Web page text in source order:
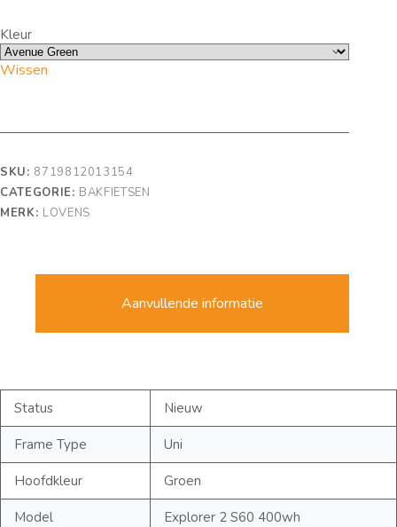
Kleur
Wissen
SKU: 8719812013154
CATEGORIE: BAKFIETSEN
MERK: LOVENS
Aanvullende informatie
Status Nieuw
Frame Type Uni
Hoofdkleur Groen
Model Explorer 2 S60 400wh